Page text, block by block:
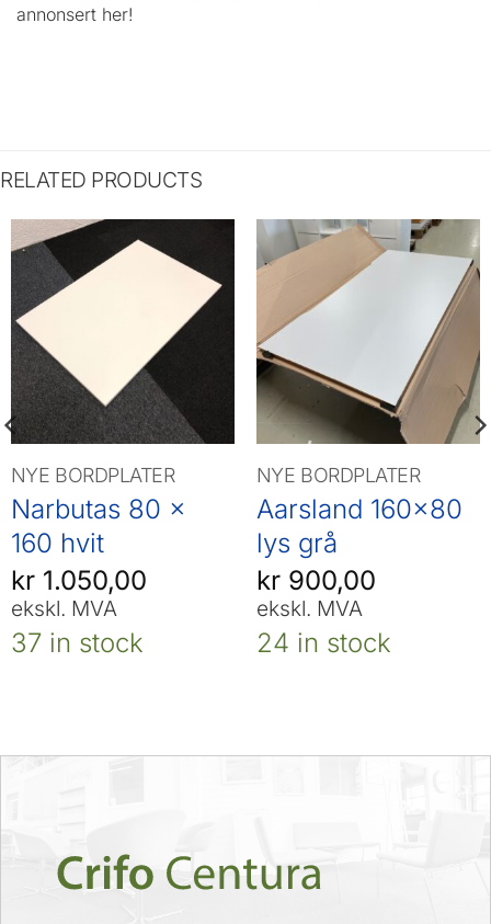
annonsert her!
RELATED PRODUCTS
NYE BORDPLATER
Narbutas 80 x
160 hvit
kr1.050,00
ekskl. MVA
37 in stock
NYE BORDPLATER
Aarsland 160×80
lys grå
kr900,00
ekskl. MVA
24 in stock